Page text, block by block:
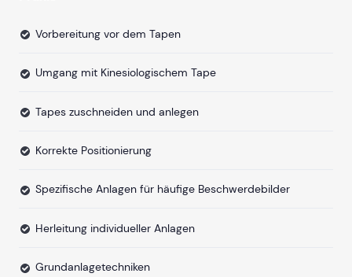
Vorbereitung vor dem Tapen
Umgang mit Kinesiologischem Tape
Tapes zuschneiden und anlegen
Korrekte Positionierung
Spezifische Anlagen für häufige Beschwerdebilder
Herleitung individueller Anlagen
Grundanlagetechniken